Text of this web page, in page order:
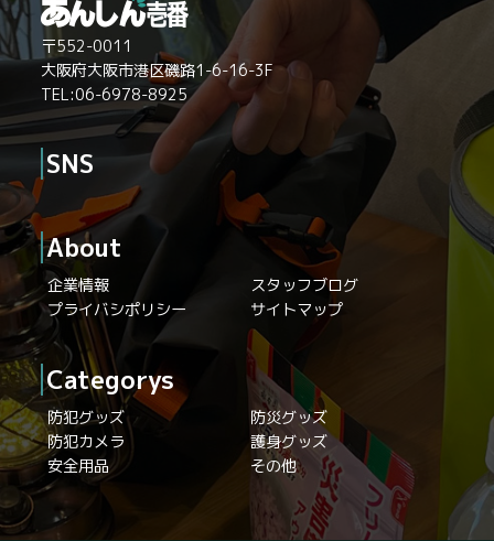
〒552-0011
大阪府大阪市港区磯路1-6-16-3F
TEL:06-6978-8925
SNS
About
企業情報
スタッフブログ
プライバシポリシー
サイトマップ
Categorys
防犯グッズ
防災グッズ
防犯カメラ
護身グッズ
安全用品
その他